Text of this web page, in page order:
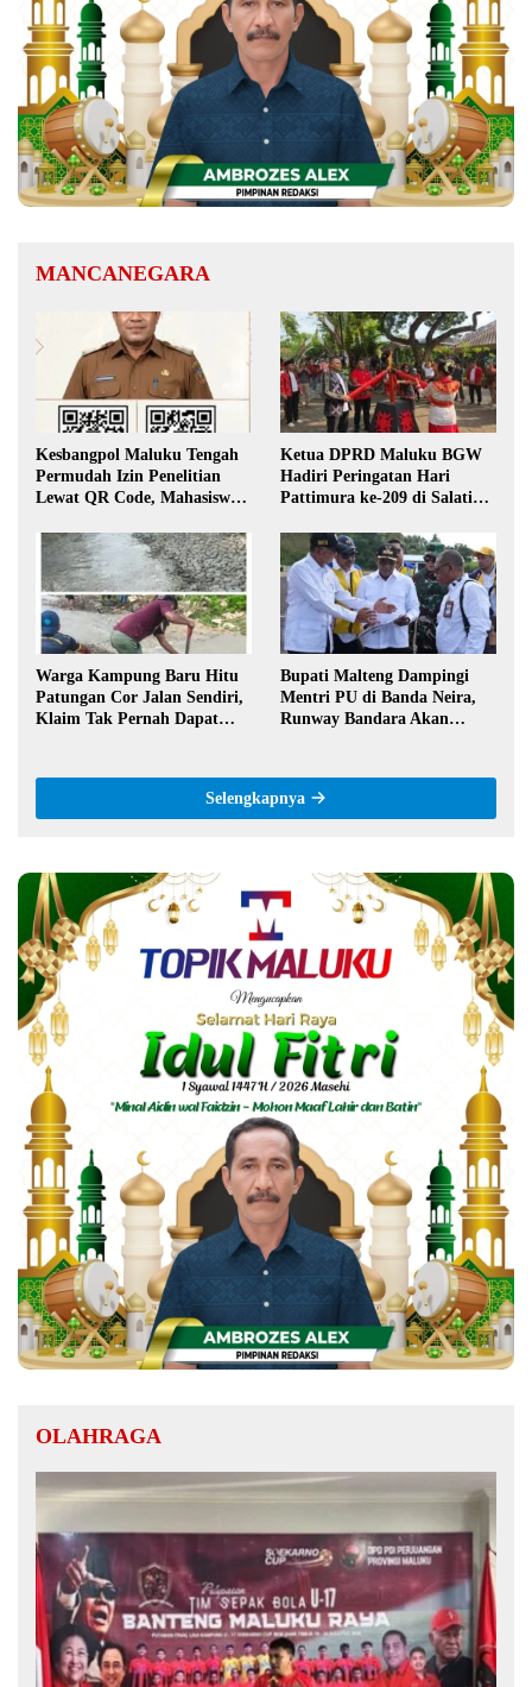
MANCANEGARA
Kesbangpol Maluku Tengah
Permudah Izin Penelitian
Lewat QR Code, Mahasiswa
Ketua DPRD Maluku BGW
Hadiri Peringatan Hari
Pattimura ke-209 di Salatiga,
Orang Basudara
Warga Kampung Baru Hitu
Patungan Cor Jalan Sendiri,
Klaim Tak Pernah Dapat
Bupati Malteng Dampingi
Mentri PU di Banda Neira,
Runway Bandara Akan
Selengkapnya
OLAHRAGA